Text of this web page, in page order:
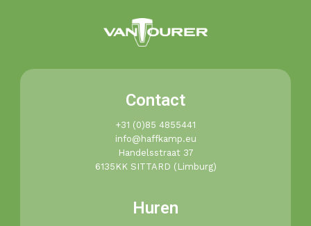
Contact
+31 (0)85 4855441​
info@haffkamp.eu​
Handelsstraat 37
6135KK SITTARD (Limburg)
Huren